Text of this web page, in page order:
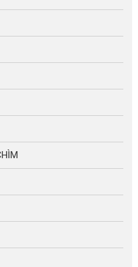
đều, sáng bóng.
sử dụng hàng kém
giảm đáng kể, thậm chí
hỏng đầu hàn. Vì vậy,
và đồng bộ là điều bắt